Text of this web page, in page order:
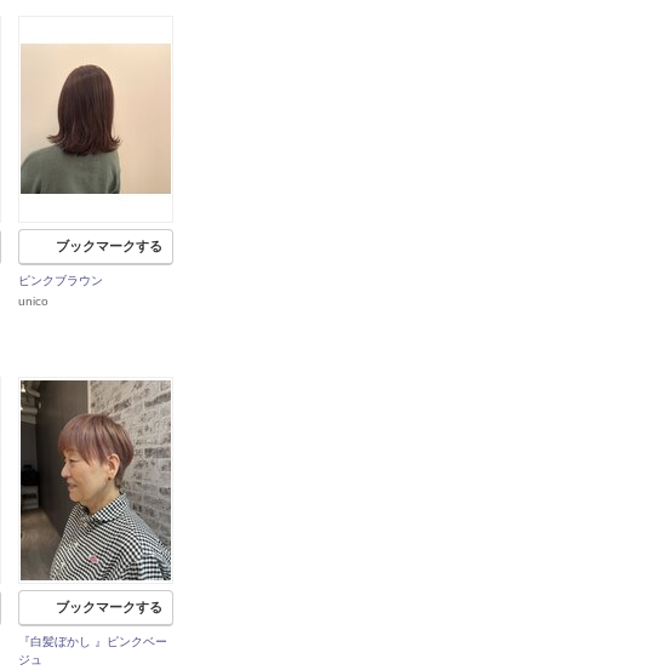
ブックマークする
ピンクブラウン
unico
ブックマークする
『白髪ぼかし 』ピンクベー
ジュ